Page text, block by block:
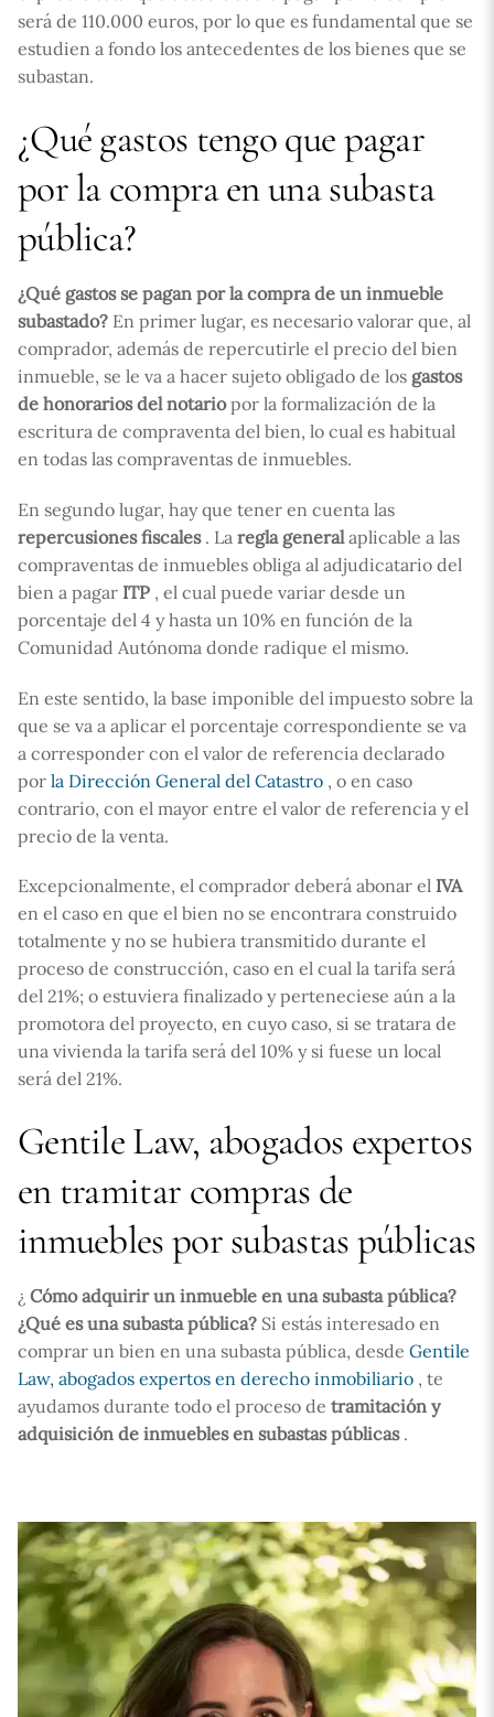
será de 110.000 euros, por lo que es fundamental que se
estudien a fondo los antecedentes de los bienes que se
subastan.
¿Qué gastos tengo que pagar
por la compra en una subasta
pública?
¿Qué gastos se pagan por la compra de un inmueble
subastado? En primer lugar, es necesario valorar que, al
comprador, además de repercutirle el precio del bien
inmueble, se le va a hacer sujeto obligado de los gastos
de honorarios del notariopor la formalización de la
escritura de compraventa del bien, lo cual es habitual
en todas las compraventas de inmuebles.
En segundo lugar, hay que tener en cuenta las
repercusiones fiscales . La regla general aplicable a las
compraventas de inmuebles obliga al adjudicatario del
bien a pagar ITP , el cual puede variar desde un
porcentaje del 4 y hasta un 10% en función de la
Comunidad Autónoma donde radique el mismo.
En este sentido, la base imponible del impuesto sobre la
que se va a aplicar el porcentaje correspondiente se va
a corresponder con el valor de referencia declarado
por la Dirección General del Catastro , o en caso
contrario, con el mayor entre el valor de referencia y el
precio de la venta.
Excepcionalmente, el comprador deberá abonar el IVA
en el caso en que el bien no se encontrara construido
totalmente y no se hubiera transmitido durante el
proceso de construcción, caso en el cual la tarifa será
del 21%; o estuviera finalizado y perteneciese aún a la
promotora del proyecto, en cuyo caso, si se tratara de
una vivienda la tarifa será del 10% y si fuese un local
será del 21%.
Gentile Law, abogados expertos
en tramitar compras de
inmuebles por subastas públicas
¿ Cómo adquirir un inmueble en una subasta pública?
¿Qué es una subasta pública? Si estás interesado en
comprar un bien en una subasta pública, desde Gentile
Law, abogados expertos en derecho inmobiliario , te
ayudamos durante todo el proceso de tramitación y
adquisición de inmuebles en subastas públicas .